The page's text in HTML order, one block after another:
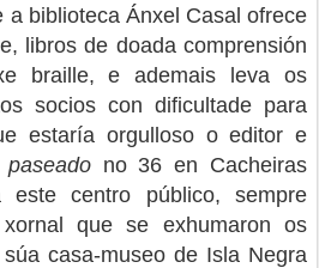
a biblioteca Ánxel Casal ofrece
libros de doada comprensión
braille, e ademais leva os
socios con dificultade para
estaría orgulloso o editor e
paseadono 36 en Cacheiras
centro público, sempre
que se exhumaron os
casa-museo de Isla Negra